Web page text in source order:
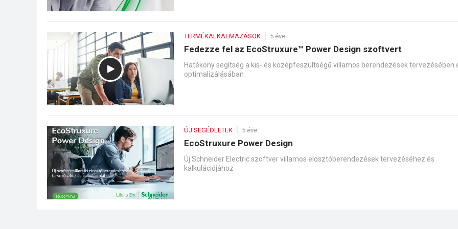
TERMÉKALKALMAZÁSOK 5 éve
Fedezze fel az EcoStruxure™ Power Design szoftvert
Hatékony segítség a kis- és középfeszültségű villamos berendezések tervezésében
optimalizálásában
ÚJ SEGÉDLETEK 5 éve
EcoStruxure Power Design
Új Schneider Electric szoftver villamos elosztóberendezések tervezéséhez és
kalkulációjához